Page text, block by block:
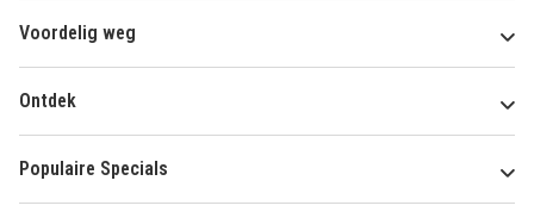
Voordelig weg
Ontdek
Populaire Specials